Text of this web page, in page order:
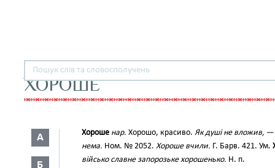
ХОРОШЕ
А
Б
Хороше нар. Хорошо, красиво. Як душі не вложив, —
нема. Ном. № 2052. Хороше вчили. Г. Барв. 421. Ум.
військо славне запорозьке хорошенько. Н. п.